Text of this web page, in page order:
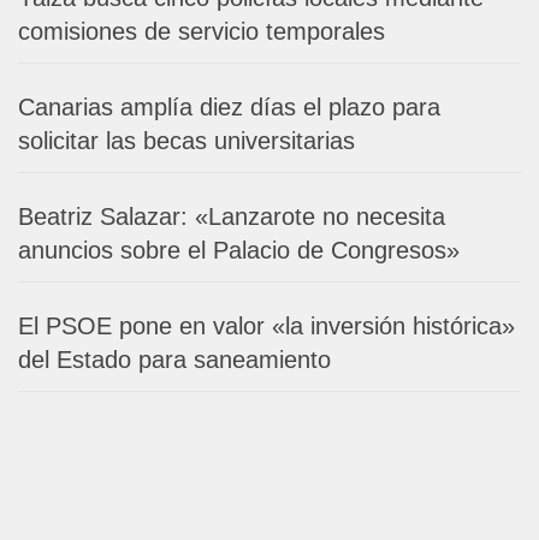
comisiones de servicio temporales
Canarias amplía diez días el plazo para
solicitar las becas universitarias
Beatriz Salazar: «Lanzarote no necesita
anuncios sobre el Palacio de Congresos»
El PSOE pone en valor «la inversión histórica»
del Estado para saneamiento